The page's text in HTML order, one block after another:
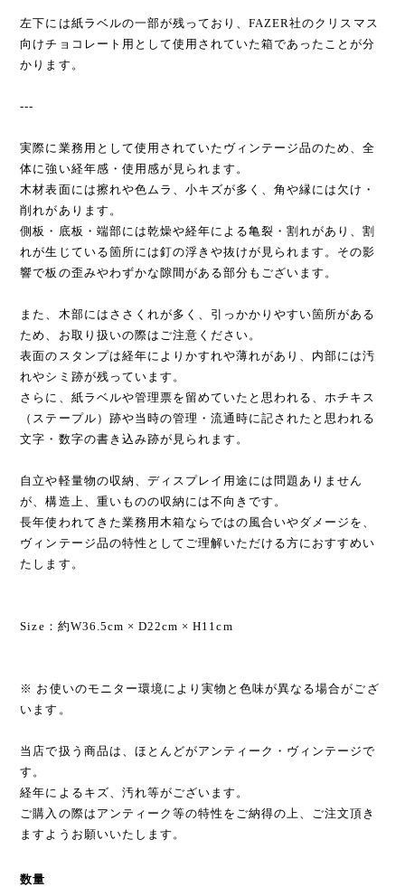
左下には紙ラベルの一部が残っており、FAZER社のクリスマス
向けチョコレート用として使用されていた箱であったことが分
かります。
---
実際に業務用として使用されていたヴィンテージ品のため、全
体に強い経年感・使用感が見られます。
木材表面には擦れや色ムラ、小キズが多く、角や縁には欠け・
削れがあります。
側板・底板・端部には乾燥や経年による亀裂・割れがあり、割
れが生じている箇所には釘の浮きや抜けが見られます。その影
響で板の歪みやわずかな隙間がある部分もございます。
また、木部にはささくれが多く、引っかかりやすい箇所がある
ため、お取り扱いの際はご注意ください。
表面のスタンプは経年によりかすれや薄れがあり、内部には汚
れやシミ跡が残っています。
さらに、紙ラベルや管理票を留めていたと思われる、ホチキス
（ステープル）跡や当時の管理・流通時に記されたと思われる
文字・数字の書き込み跡が見られます。
自立や軽量物の収納、ディスプレイ用途には問題ありません
が、構造上、重いものの収納には不向きです。
長年使われてきた業務用木箱ならではの風合いやダメージを、
ヴィンテージ品の特性としてご理解いただける方におすすめい
たします。
Size：約W36.5cm × D22cm × H11cm
※ お使いのモニター環境により実物と色味が異なる場合がござ
います。
当店で扱う商品は、ほとんどがアンティーク・ヴィンテージで
す。
経年によるキズ、汚れ等がございます。
ご購入の際はアンティーク等の特性をご納得の上、ご注文頂き
ますようお願いいたします。
数量